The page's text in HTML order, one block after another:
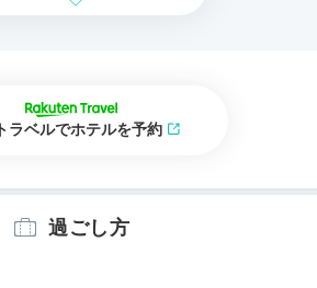
ラベルでホテルを予約
過ごし方